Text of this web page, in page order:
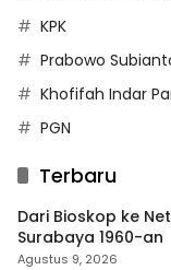
KPK
Prabowo
Khofifah Indar
PGN
Terbaru
Dari Bioskop ke
Surabaya 1960-an
Agustus 9, 2026